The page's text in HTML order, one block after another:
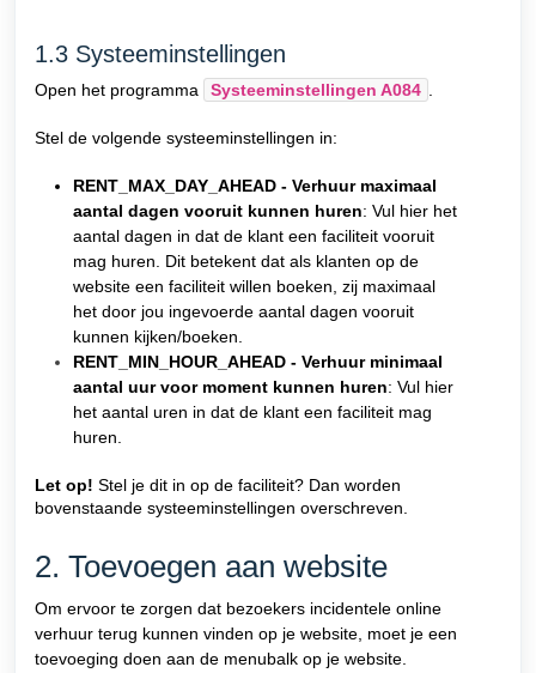
1.3 Systeeminstellingen
Open het programma Systeeminstellingen A084
Stel de volgende systeeminstellingen in:
RENT_MAX_DAY_AHEAD - Verhuur maximaal
aantal dagen vooruit kunnen huren: Vul hier het
aantal dagen in dat de klant een faciliteit vooruit
mag huren. Dit betekent dat als klanten op de
website een faciliteit willen boeken, zij maximaal
het door jou ingevoerde aantal dagen vooruit
kunnen kijken/boeken.
RENT_MIN_HOUR_AHEAD - Verhuur minimaal
aantal uur voor moment kunnen huren: Vul hier
het aantal uren in dat de klant een faciliteit mag
huren.
Let op! Stel je dit in op de faciliteit? Dan worden
bovenstaande systeeminstellingen overschreven.
2. Toevoegen aan website
Om ervoor te zorgen dat bezoekers incidentele online
verhuur terug kunnen vinden op je website, moet je een
toevoeging doen aan de menubalk op je website.